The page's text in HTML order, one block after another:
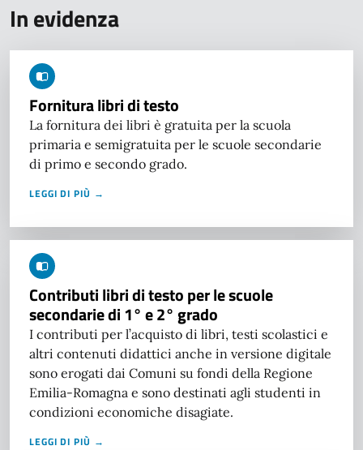
In evidenza
Fornitura libri di testo
La fornitura dei libri è gratuita per la scuola
primaria e semigratuita per le scuole secondarie
di primo e secondo grado.
LEGGI DI PIÙ →
Contributi libri di testo per le scuole
secondarie di 1° e 2° grado
I contributi per l’acquisto di libri, testi scolastici e
altri contenuti didattici anche in versione digitale
sono erogati dai Comuni su fondi della Regione
Emilia-Romagna e sono destinati agli studenti in
condizioni economiche disagiate.
LEGGI DI PIÙ →